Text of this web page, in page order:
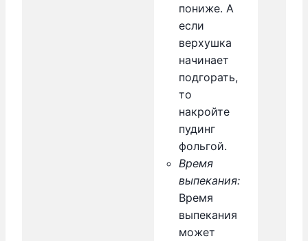
пониже. А
если
верхушка
начинает
подгорать,
то
накройте
пудинг
фольгой.
Время
выпекания:
Время
выпекания
может